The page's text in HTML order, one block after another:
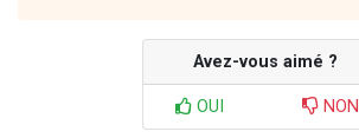
Avez-vous aimé ?
OUI NON